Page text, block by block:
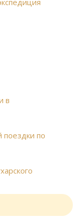
в
поездки по